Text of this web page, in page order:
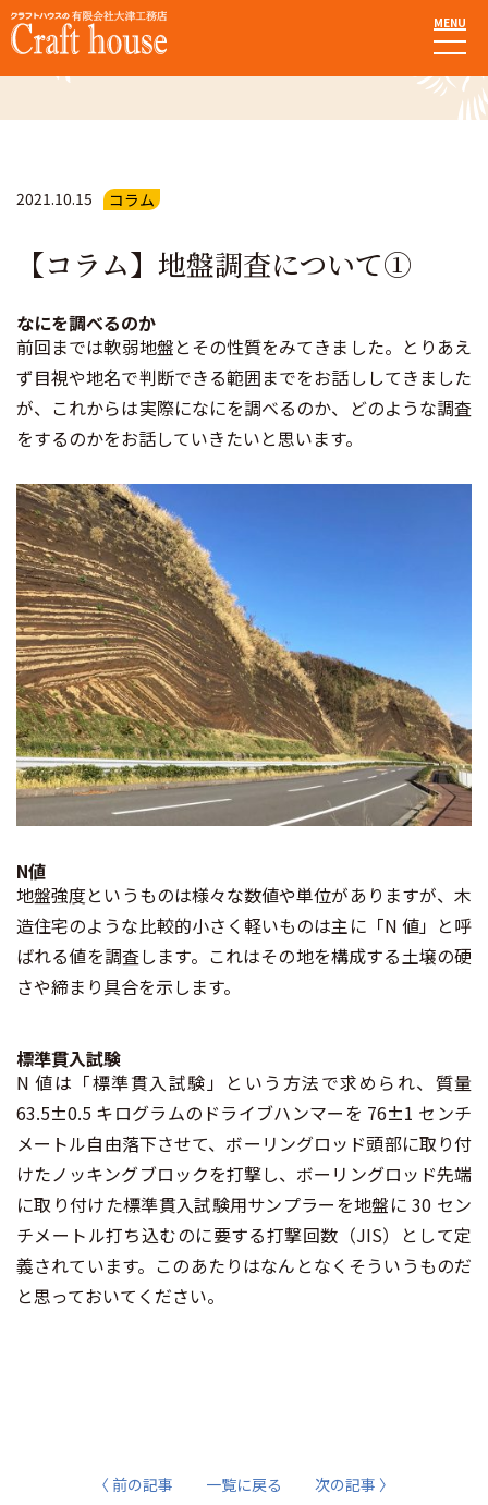
MENU
お知らせ・ブログ
2021.10.15 コラム
【コラム】地盤調査について①
なにを調べるのか
⁡前回までは軟弱地盤とその性質をみてきました。とりあえ
ず目視や地名で判断できる範囲までをお話ししてきました
が、これからは実際になにを調べるのか、どのような調査
をするのかをお話していきたいと思います。
N値
⁡地盤強度というものは様々な数値や単位がありますが、木
造住宅のような比較的小さく軽いものは主に「N 値」と呼
ばれる値を調査します。これはその地を構成する土壌の硬
さや締まり具合を示します。
標準貫入試験
⁡N 値は「標準貫入試験」という方法で求められ、質量
63.5±0.5 キログラムのドライブハンマーを 76±1 センチ
メートル自由落下させて、ボーリングロッド頭部に取り付
けたノッキングブロックを打撃し、ボーリングロッド先端
に取り付けた標準貫入試験用サンプラーを地盤に 30 セン
チメートル打ち込むのに要する打撃回数（JIS）として定
義されています。このあたりはなんとなくそういうものだ
と思っておいてください。
〈 前の記事 一覧に戻る 次の記事 〉